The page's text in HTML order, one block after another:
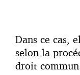
Dans ce cas,
selon la
droit